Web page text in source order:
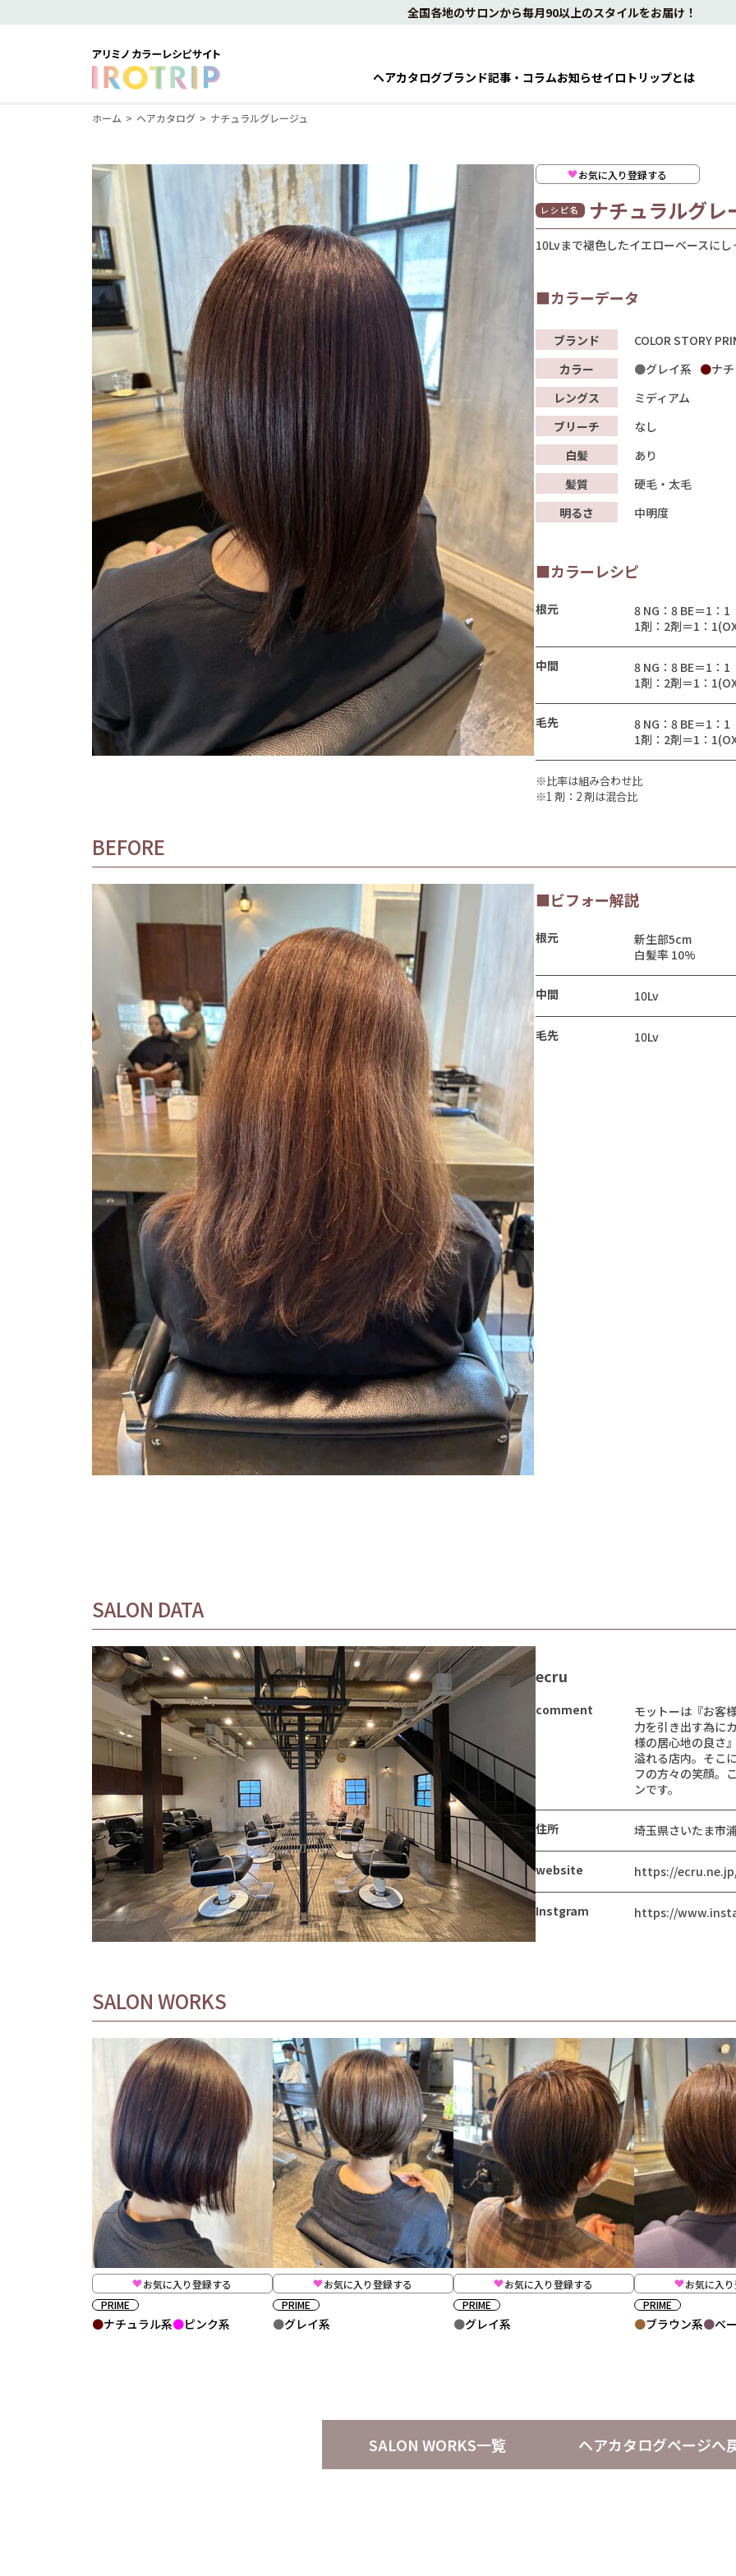
全国各地のサロンから毎月90以上のスタイルをお届け！
ヘアカタログブランド記事・コラムお知らせイロトリップとは
ホーム ヘアカタログ ナチュラルグレージュ
お気に入り登録する
レシピ名 ナチュラルグレ
10Lvまで褪色したイエローベースに
■カラーデータ
ブランド
COLOR STORY
カラー
グレイ系 ナ
レングス
ミディアム
ブリーチ
なし
白髪
あり
髪質
硬毛・太毛
明るさ
中明度
■カラーレシピ
根元
8 NG：8 BE＝1：1
1剤：2剤＝1：
中間
8 NG：8 BE＝1：1
1剤：2剤＝1：
毛先
8 NG：8 BE＝1：1
1剤：2剤＝1：
※比率は組み合わせ比
※1 剤：2 剤は混合比
BEFORE
■ビフォー解説
根元
新生部5cm
白髪率 10%
中間 10Lv
毛先 10Lv
SALON DATA
ecru
comment
モットーは『お客
力を引き出す為に
様の居心地の良さ
溢れる店内。そこ
フの方々の笑顔。
ンです。
住所 埼玉県さいたま市
website https://
Instgram https://
SALON WORKS
お気に入り登録する
PRIME
ナチュラル系 ピンク系
お気に入り登録する
PRIME
グレイ系
お気に入り登録する
PRIME
グレイ系
お気に入
PRIME
ブラウン系 ベ
SALON WORKS一覧 ヘアカタログページへ